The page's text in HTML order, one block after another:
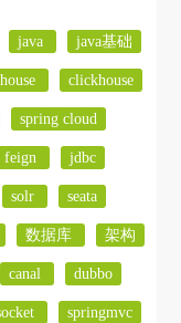
java java基础
clickhouse
spring cloud
feign jdbc
solr seata
数据库 架构
canal dubbo
springmvc